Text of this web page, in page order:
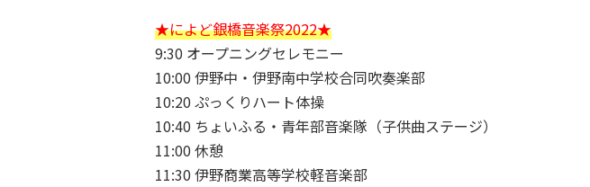
★によど銀橋音楽祭2022★
9:30 オープニングセレモニー
10:00 伊野中・伊野南中学校合同吹奏楽部
10:20 ぷっくりハート体操
10:40 ちょいふる・青年部音楽隊（子供曲ステージ）
11:00 休憩
11:30 伊野商業高等学校軽音楽部